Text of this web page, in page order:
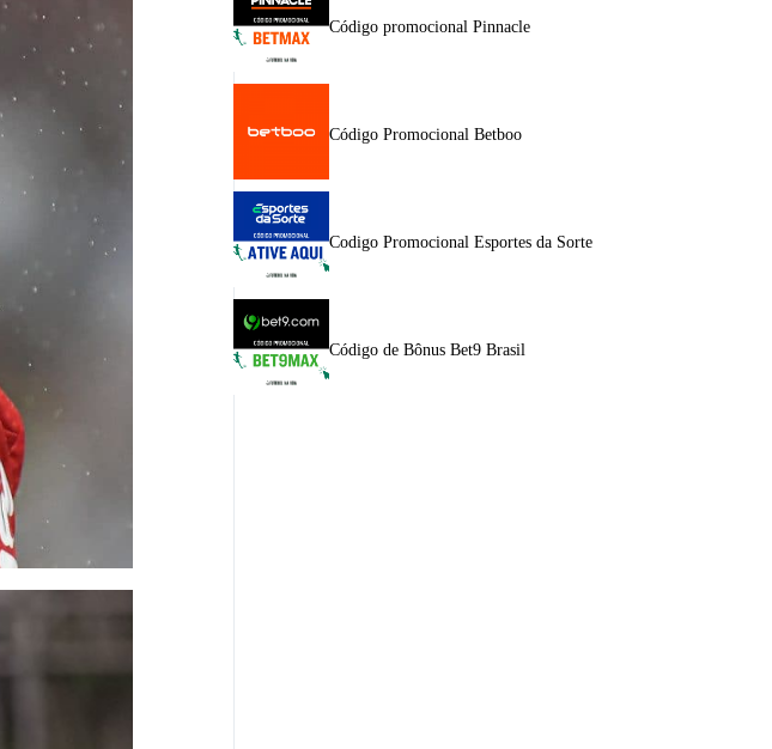
Código promocional Pinnacle
Código Promocional Betboo
Codigo Promocional Esportes da Sorte
Código de Bônus Bet9 Brasil